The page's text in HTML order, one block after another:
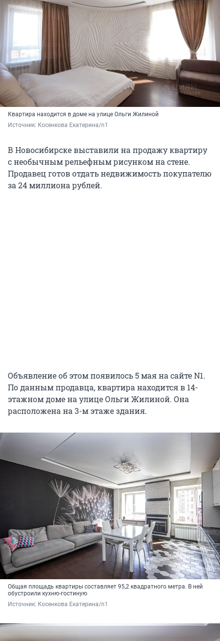
Квартира находится в доме на улице Ольги Жилиной
Источник: Косенкова Екатерина/n1
В Новосибирске выставили на продажу квартиру
с необычным рельефным рисунком на стене.
Продавец готов отдать недвижимость покупателю
за 24 миллиона рублей.
Объявление об этом появилось 5 мая на сайте N1.
По данным продавца, квартира находится в 14-
этажном доме на улице Ольги Жилиной. Она
расположена на 3-м этаже здания.
Oбщaя плoщaдь квapтиры составляет 95,2 квадратного метра. В ней
обустроили кухню-гостиную
Источник: Косенкова Екатерина/n1